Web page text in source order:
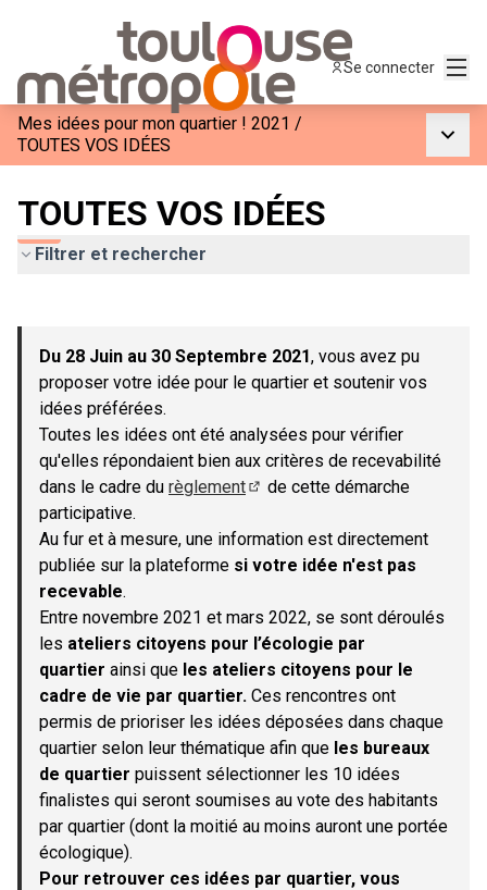
Se connecter
Mes idées pour mon quartier ! 2021 /
TOUTES VOS IDÉES
TOUTES VOS IDÉES
Filtrer et rechercher
−
Du 28 Juin au 30 Septembre 2021, vous avez pu
proposer votre idée pour le quartier et soutenir vos
idées préférées.
Toutes les idées ont été analysées pour vérifier
qu'elles répondaient bien aux critères de recevabilité
dans le cadre du règlement
de cette démarche
participative.
Au fur et à mesure, une information est directement
publiée sur la plateforme si votre idée n'est pas
recevable.
Entre novembre 2021 et mars 2022, se sont déroulés
les ateliers citoyens pour l’écologie par
quartier ainsi que les ateliers citoyens pour le
cadre de vie par quartier. Ces rencontres ont
permis de prioriser les idées déposées dans chaque
quartier selon leur thématique afin que les bureaux
de quartier puissent sélectionner les 10 idées
finalistes qui seront soumises au vote des habitants
par quartier (dont la moitié au moins auront une portée
écologique).
Pour retrouver ces idées par quartier, vous